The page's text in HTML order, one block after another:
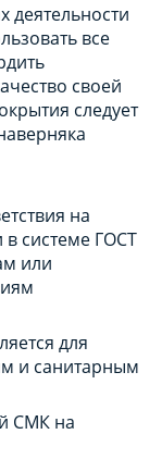
деятельности
все
своей
следует
на
в системе ГОСТ
или
для
и санитарным
СМК на